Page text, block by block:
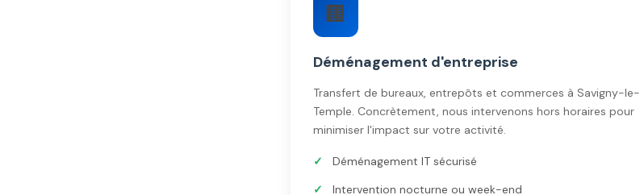
🏢
Déménagement d'entreprise
Transfert de bureaux, entrepôts et commerces à Savigny-le-
Temple. Concrètement, nous intervenons hors horaires pour
minimiser l'impact sur votre activité.
Déménagement IT sécurisé
Intervention nocturne ou week-end